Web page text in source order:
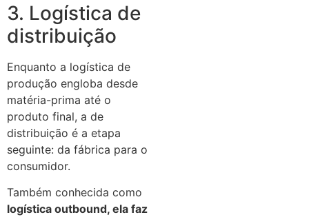
3. Logística de
distribuição
Enquanto a logística de
produção engloba desde
matéria-prima até o
produto final, a de
distribuição é a etapa
seguinte: da fábrica para o
consumidor.
Também conhecida como
logística outbound, ela faz